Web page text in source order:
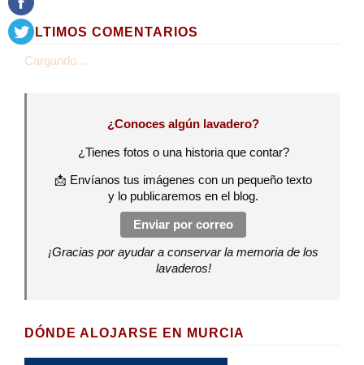
ÚLTIMOS COMENTARIOS
Cargando...
¿Conoces algún lavadero?
¿Tienes fotos o una historia que contar?
📩 Envíanos tus imágenes con un pequeño texto
y lo publicaremos en el blog.
Enviar por correo
¡Gracias por ayudar a conservar la memoria de los
lavaderos!
DÓNDE ALOJARSE EN MURCIA